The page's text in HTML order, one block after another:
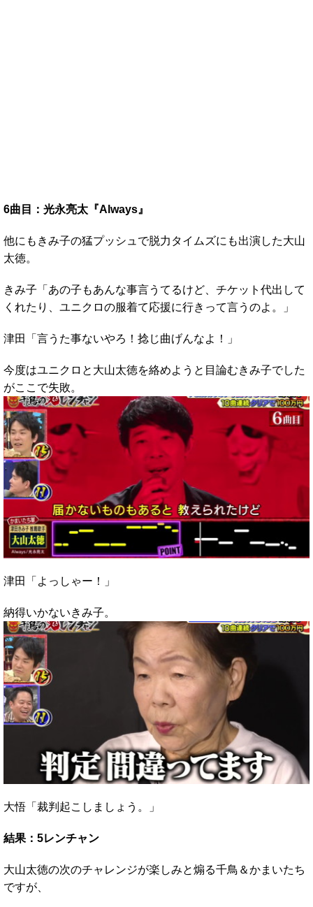
6曲目：光永亮太『Always』
他にもきみ子の猛プッシュで脱力タイムズにも出演した大山
太徳。
きみ子「あの子もあんな事言うてるけど、チケット代出して
くれたり、ユニクロの服着て応援に行きって言うのよ。」
津田「言うた事ないやろ！捻じ曲げんなよ！」
今度はユニクロと大山太徳を絡めようと目論むきみ子でした
がここで失敗。
津田「よっしゃー！」
納得いかないきみ子。
大悟「裁判起こしましょう。」
結果：5レンチャン
大山太徳の次のチャレンジが楽しみと煽る千鳥＆かまいたち
ですが、